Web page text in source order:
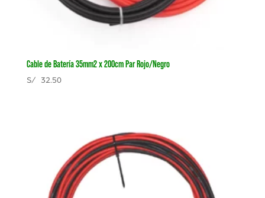
Cable de Batería 35mm2 x 200cm Par Rojo/Negro
S/32.50